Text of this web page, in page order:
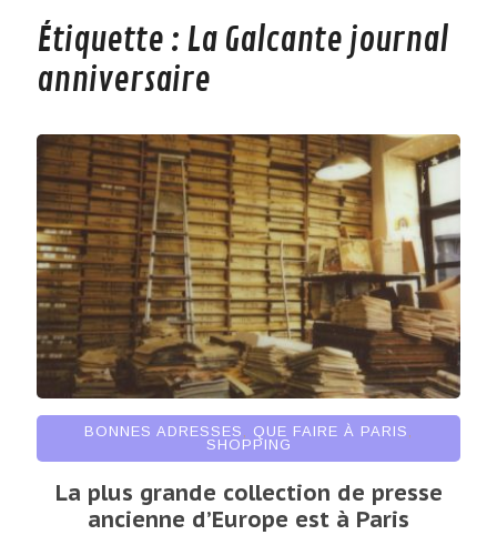
Étiquette : La Galcante journal
anniversaire
BONNES ADRESSES QUE FAIRE À PARIS
SHOPPING
La plus grande collection de presse
ancienne d’Europe est à Paris